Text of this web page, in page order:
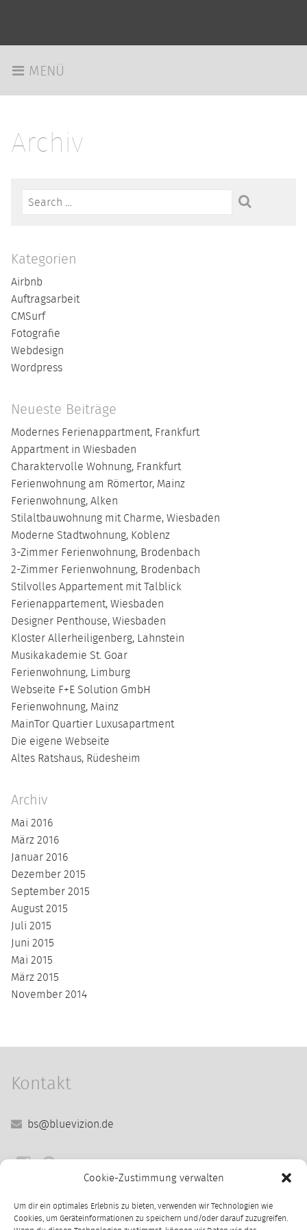
Cookie-Zustimmung verwalten
Um dir ein optimales Erlebnis zu bieten, verwenden wir Technologien wie
Cookies, um Geräteinformationen zu speichern und/oder darauf zuzugreifen.
MENÜ
Archiv
Suchen
Kategorien
Airbnb
Auftragsarbeit
CMSurf
Fotografie
Webdesign
Wordpress
Neueste Beiträge
Modernes Ferienappartment, Frankfurt
Appartment in Wiesbaden
Charaktervolle Wohnung, Frankfurt
Ferienwohnung am Römertor, Mainz
Ferienwohnung, Alken
Stilaltbauwohnung mit Charme, Wiesbaden
Moderne Stadtwohnung, Koblenz
3-Zimmer Ferienwohnung, Brodenbach
2-Zimmer Ferienwohnung, Brodenbach
Stilvolles Appartement mit Talblick
Ferienappartement, Wiesbaden
Designer Penthouse, Wiesbaden
Kloster Allerheiligenberg, Lahnstein
Musikakademie St. Goar
Ferienwohnung, Limburg
Webseite F+E Solution GmbH
Ferienwohnung, Mainz
MainTor Quartier Luxusapartment
Die eigene Webseite
Altes Ratshaus, Rüdesheim
Archiv
Mai 2016
März 2016
Januar 2016
Dezember 2015
September 2015
August 2015
Juli 2015
Juni 2015
Mai 2015
März 2015
November 2014
Kontakt
bs@bluevizion.de